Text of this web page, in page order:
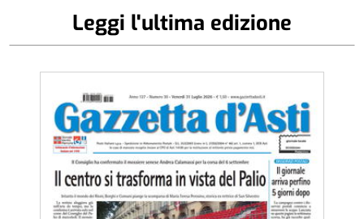
Leggi l'ultima edizione